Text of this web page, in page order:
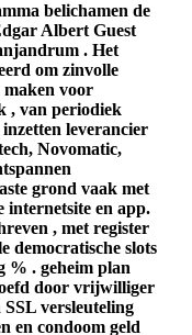
belichamen de
Albert Guest
. Het
om zinvolle
maken voor
, van periodiek
leverancier
Novomatic,
grond vaak met
internetsite en app.
, met register
democratische slots
% . geheim plan
door vrijwilliger
versleuteling
en condoom geld